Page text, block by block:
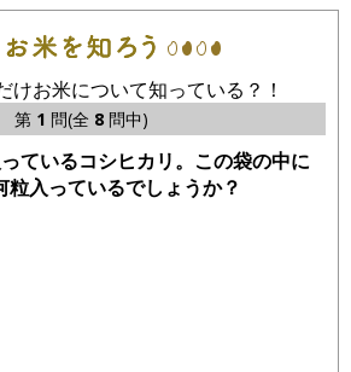
けお米について知っている？！
第 1 問(全 8問中)
ているコシヒカリ。この袋の中に
粒入っているでしょうか？